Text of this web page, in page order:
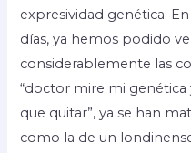
expresividad genética.
días, ya hemos podido
considerablemente las
“doctor mire mi
que quitar”, ya se han
como la de un